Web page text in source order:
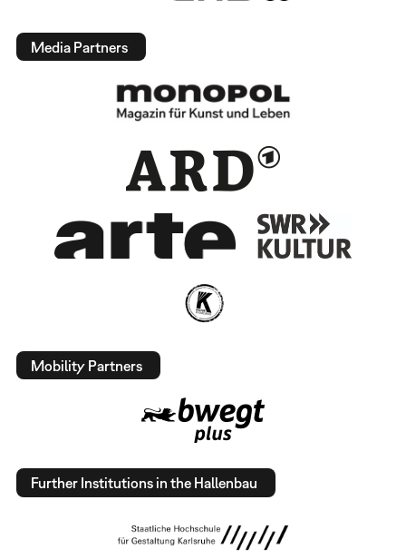
Media Partners
Mobility Partners
Further Institutions in the Hallenbau